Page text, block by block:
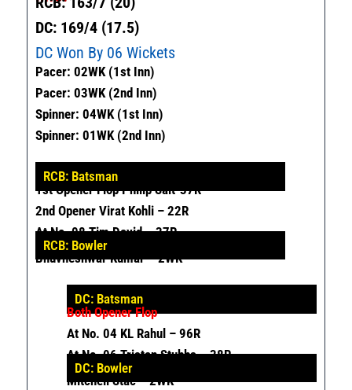
DC: 169/4 (17.5)
DC Won By 06 Wickets
Pacer: 02WK (1st Inn)
Pacer: 03WK (2nd Inn)
Spinner: 04WK (1st Inn)
Spinner: 01WK (2nd Inn)
RCB: Batsman
1st Opener Flop Philip Salt-37R
2nd Opener Virat Kohli – 22R
At No. 08 Tim David – 37R
RCB: Bowler
Bhuvneshwar Kumar – 2WK
DC: Batsman
Both Opener Flop
At No. 04 KL Rahul – 96R
At No. 06 Tristan Stubbs – 38R
DC: Bowler
Mitchell Stac – 2WK